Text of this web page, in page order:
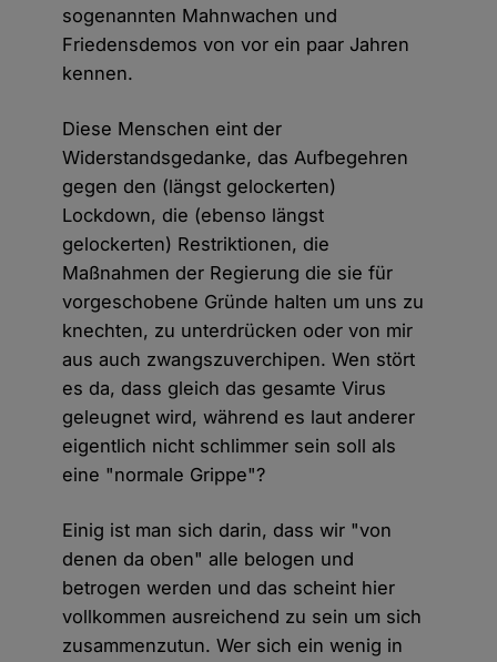
sogenannten Mahnwachen und
Friedensdemos von vor ein paar Jahren
kennen.
Diese Menschen eint der
Widerstandsgedanke, das Aufbegehren
gegen den (längst gelockerten)
Lockdown, die (ebenso längst
gelockerten) Restriktionen, die
Maßnahmen der Regierung die sie für
vorgeschobene Gründe halten um uns zu
knechten, zu unterdrücken oder von mir
aus auch zwangszuverchipen. Wen stört
es da, dass gleich das gesamte Virus
geleugnet wird, während es laut anderer
eigentlich nicht schlimmer sein soll als
eine "normale Grippe"?
Einig ist man sich darin, dass wir "von
denen da oben" alle belogen und
betrogen werden und das scheint hier
vollkommen ausreichend zu sein um sich
zusammenzutun. Wer sich ein wenig in